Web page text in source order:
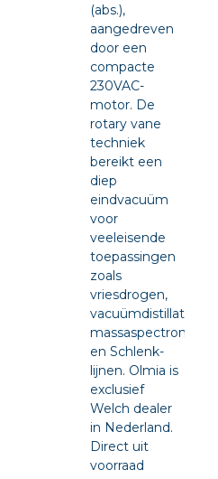
(abs.),
aangedreven
door een
compacte
230VAC-
motor. De
rotary vane
techniek
bereikt een
diep
eindvacuüm
voor
veeleisende
toepassingen
zoals
vriesdrogen,
vacuümdistillatie,
en Schlenk-
lijnen. Olmia is
exclusief
Welch dealer
in Nederland.
Direct uit
voorraad